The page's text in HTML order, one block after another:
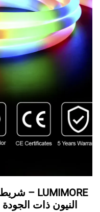
النيون ذات